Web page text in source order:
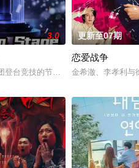
3.0
登台竞技的节目。据悉，GOD、
更新至07期
恋爱战争
金希澈、李孝利与